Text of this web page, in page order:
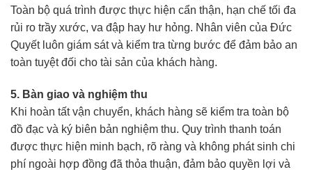
Toàn bộ quá trình được thực hiện cẩn thận, hạn chế tối đa
rủi ro trầy xước, va đập hay hư hỏng. Nhân viên của Đức
Quyết luôn giám sát và kiểm tra từng bước để đảm bảo an
toàn tuyệt đối cho tài sản của khách hàng.
5. Bàn giao và nghiệm thu
Khi hoàn tất vận chuyển, khách hàng sẽ kiểm tra toàn bộ
đồ đạc và ký biên bản nghiệm thu. Quy trình thanh toán
được thực hiện minh bạch, rõ ràng và không phát sinh chi
phí ngoài hợp đồng đã thỏa thuận, đảm bảo quyền lợi và